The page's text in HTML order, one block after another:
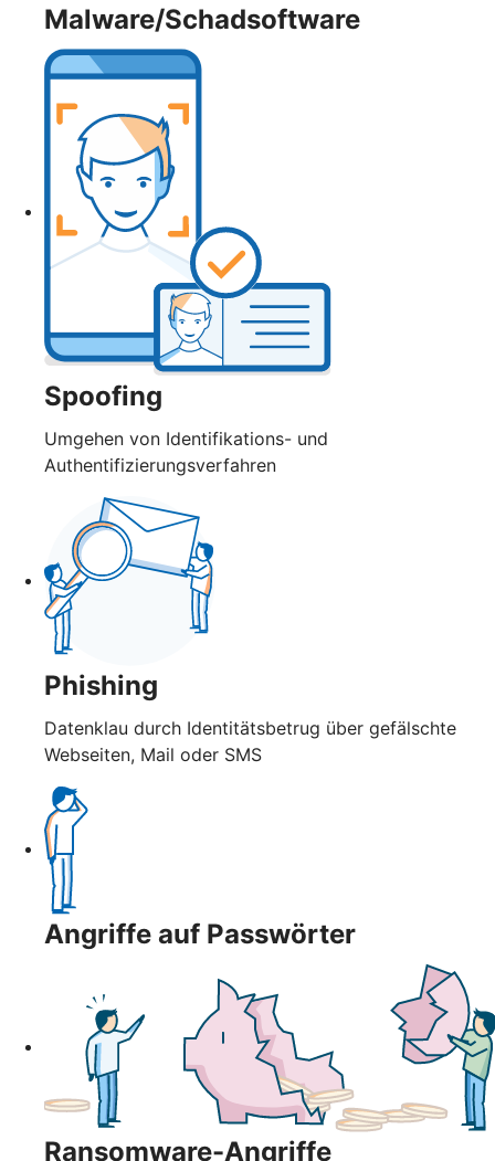
Malware/Schadsoftware
Spoofing
Umgehen von Identifikations- und
Authentifizierungsverfahren
Phishing
Datenklau durch Identitätsbetrug über gefälschte
Webseiten, Mail oder SMS
Angriffe auf Passwörter
Ransomware-Angriffe